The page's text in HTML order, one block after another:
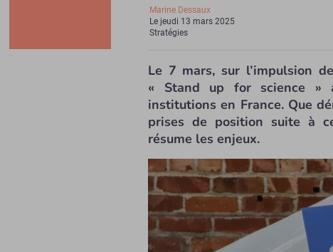
Marine Dessaux
Le jeudi 13 mars 2025
Stratégies
Le 7 mars, sur l’impulsion
« Stand up for science »
institutions en France. Que
prises de position suite à
résume les enjeux.